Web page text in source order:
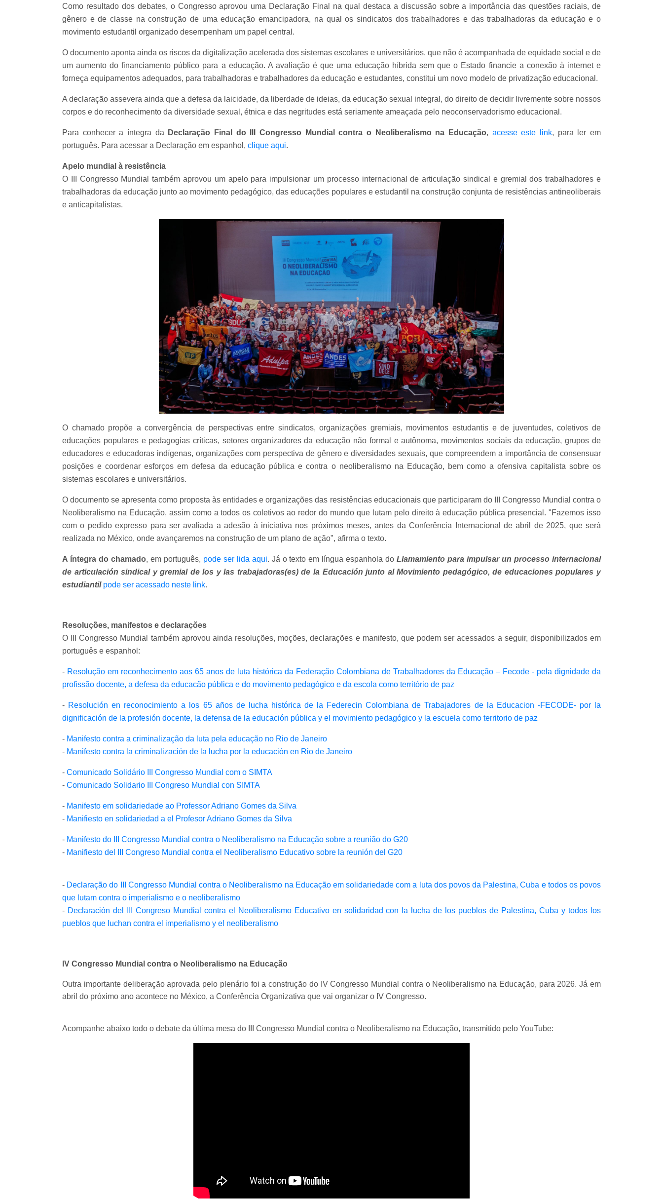
Como resultado dos debates, o Congresso aprovou uma Declaração Final na qual destaca a discussão sobre a importância das questões raciais, de
gênero e de classe na construção de uma educação emancipadora, na qual os sindicatos dos trabalhadores e das trabalhadoras da educação e o
movimento estudantil organizado desempenham um papel central.
O documento aponta ainda os riscos da digitalização acelerada dos sistemas escolares e universitários, que não é acompanhada de equidade social e de
um aumento do financiamento público para a educação. A avaliação é que uma educação híbrida sem que o Estado financie a conexão à internet e
forneça equipamentos adequados, para trabalhadoras e trabalhadores da educação e estudantes, constitui um novo modelo de privatização educacional.
A declaração assevera ainda que a defesa da laicidade, da liberdade de ideias, da educação sexual integral, do direito de decidir livremente sobre nossos
corpos e do reconhecimento da diversidade sexual, étnica e das negritudes está seriamente ameaçada pelo neoconservadorismo educacional.
Para conhecer a íntegra da Declaração Final do III Congresso Mundial contra o Neoliberalismo na Educação, acesse este link, para ler em
português. Para acessar a Declaração em espanhol, clique aqui.
Apelo mundial à resistência
O III Congresso Mundial também aprovou um apelo para impulsionar um processo internacional de articulação sindical e gremial dos trabalhadores e
trabalhadoras da educação junto ao movimento pedagógico, das educações populares e estudantil na construção conjunta de resistências antineoliberais
e anticapitalistas.
O chamado propõe a convergência de perspectivas entre sindicatos, organizações gremiais, movimentos estudantis e de juventudes, coletivos de
educações populares e pedagogias críticas, setores organizadores da educação não formal e autônoma, movimentos sociais da educação, grupos de
educadores e educadoras indígenas, organizações com perspectiva de gênero e diversidades sexuais, que compreendem a importância de consensuar
posições e coordenar esforços em defesa da educação pública e contra o neoliberalismo na Educação, bem como a ofensiva capitalista sobre os
sistemas escolares e universitários.
O documento se apresenta como proposta às entidades e organizações das resistências educacionais que participaram do III Congresso Mundial contra o
Neoliberalismo na Educação, assim como a todos os coletivos ao redor do mundo que lutam pelo direito à educação pública presencial. "Fazemos isso
com o pedido expresso para ser avaliada a adesão à iniciativa nos próximos meses, antes da Conferência Internacional de abril de 2025, que será
realizada no México, onde avançaremos na construção de um plano de ação", afirma o texto.
A íntegra do chamado, em português, pode ser lida aqui. Já o texto em língua espanhola doLlamamiento para impulsar un processo internacional
de articulación sindical y gremial de los y las trabajadoras(es) de la Educación junto al Movimiento pedagógico, de educaciones populares y
estudiantil pode ser acessado neste link.
Resoluções, manifestos e declarações
O III Congresso Mundial também aprovou ainda resoluções, moções, declarações e manifesto, que podem ser acessados a seguir, disponibilizados em
português e espanhol:
- Resolução em reconhecimento aos 65 anos de luta histórica da Federação Colombiana de Trabalhadores da Educação – Fecode - pela dignidade da
profissão docente, a defesa da educacão pública e do movimento pedagógico e da escola como território de paz
- Resolución en reconocimiento a los 65 años de lucha histórica de la Federecin Colombiana de Trabajadores de la Educacion -FECODE- por la
dignificación de la profesión docente, la defensa de la educación pública y el movimiento pedagógico y la escuela como territorio de paz
- Manifesto contra a criminalização da luta pela educação no Rio de Janeiro
- Manifesto contra la criminalización de la lucha por la educación en Rio de Janeiro
- Comunicado Solidário III Congresso Mundial com o SIMTA
- Comunicado Solidario III Congreso Mundial con SIMTA
- Manifesto em solidariedade ao Professor Adriano Gomes da Silva
- Manifiesto en solidariedad a el Profesor Adriano Gomes da Silva
- Manifesto do III Congresso Mundial contra o Neoliberalismo na Educação sobre a reunião do G20
- Manifiesto del III Congreso Mundial contra el Neoliberalismo Educativo sobre la reunión del G20
- Declaração do III Congresso Mundial contra o Neoliberalismo na Educação em solidariedade com a luta dos povos da Palestina, Cuba e todos os povos
que lutam contra o imperialismo e o neoliberalismo
- Declaración del III Congreso Mundial contra el Neoliberalismo Educativo en solidaridad con la lucha de los pueblos de Palestina, Cuba y todos los
pueblos que luchan contra el imperialismo y el neoliberalismo
IV Congresso Mundial contra o Neoliberalismo na Educação
Outra importante deliberação aprovada pelo plenário foi a construção do IV Congresso Mundial contra o Neoliberalismo na Educação, para 2026. Já em
abril do próximo ano acontece no México, a Conferência Organizativa que vai organizar o IV Congresso.
Acompanhe abaixo todo o debate da última mesa do III Congresso Mundial contra o Neoliberalismo na Educação, transmitido pelo YouTube: